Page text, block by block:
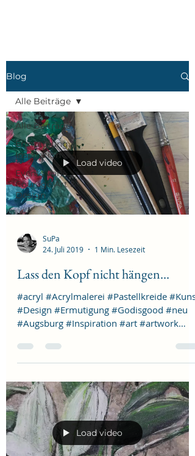
Blog
Alle Beiträge
Ermutigung &
Inspiration
Events von
Courage Art &
Design
Alle Beiträge
Load video
SuPa
24. Juli 2019
1 Min. Lesezeit
Lass den Kopf nicht hängen...
#acryl #Acrylmalerei #Pastellkreide #Kunst
#Design #Ermutigung #Godisgood #neu
#Augsburg #Inspiration #art #artwork
Load video